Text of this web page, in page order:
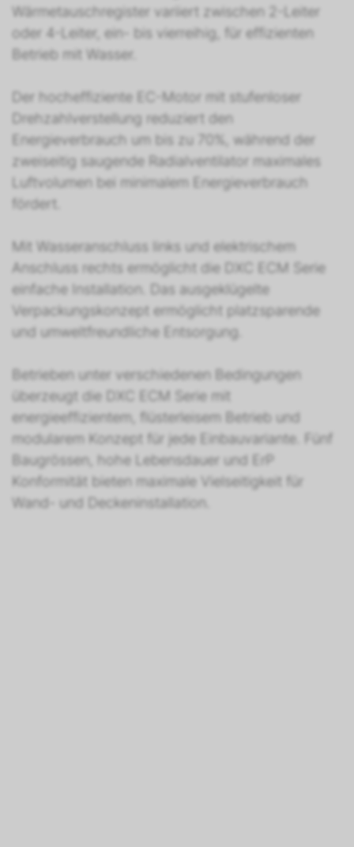
Wärmetauschregister variiert zwischen 2-Leiter
oder 4-Leiter, ein- bis vierreihig, für effizienten
Betrieb mit Wasser.
Der hocheffiziente EC-Motor mit stufenloser
Drehzahlverstellung reduziert den
Energieverbrauch um bis zu 70%, während der
zweiseitig saugende Radialventilator maximales
Luftvolumen bei minimalem Energieverbrauch
fördert.
Mit Wasseranschluss links und elektrischem
Anschluss rechts ermöglicht die DXC ECM Serie
einfache Installation. Das ausgeklügelte
Verpackungskonzept ermöglicht platzsparende
und umweltfreundliche Entsorgung.
Betrieben unter verschiedenen Bedingungen
überzeugt die DXC ECM Serie mit
energieeffizientem, flüsterleisem Betrieb und
modularem Konzept für jede Einbauvariante. Fünf
Baugrössen, hohe Lebensdauer und ErP
Konformität bieten maximale Vielseitigkeit für
Wand- und Deckeninstallation.